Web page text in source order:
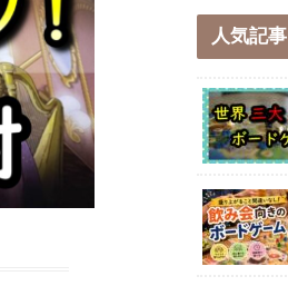
人気記事